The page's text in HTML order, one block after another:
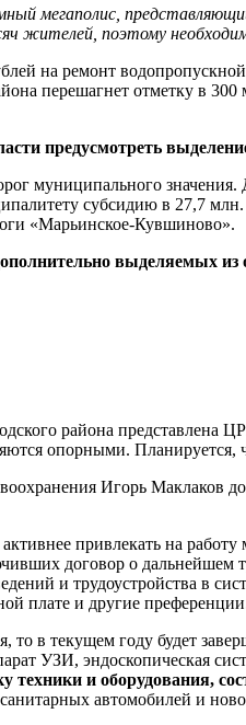
мегаполис,
жителей, поэтому
на ремонт
перешагнет отметку в
предусмотреть
муниципального
субсидию в 27,7
«Марьинское-Кувшиново».
выделяемых из
района представлена
опорными.
Игорь Маклаков
привлекать на
договор о
и трудоустройства в
плате и другие
то в текущем году будет
УЗИ, эндоскопическая
техники и оборудования,
автомобилей и